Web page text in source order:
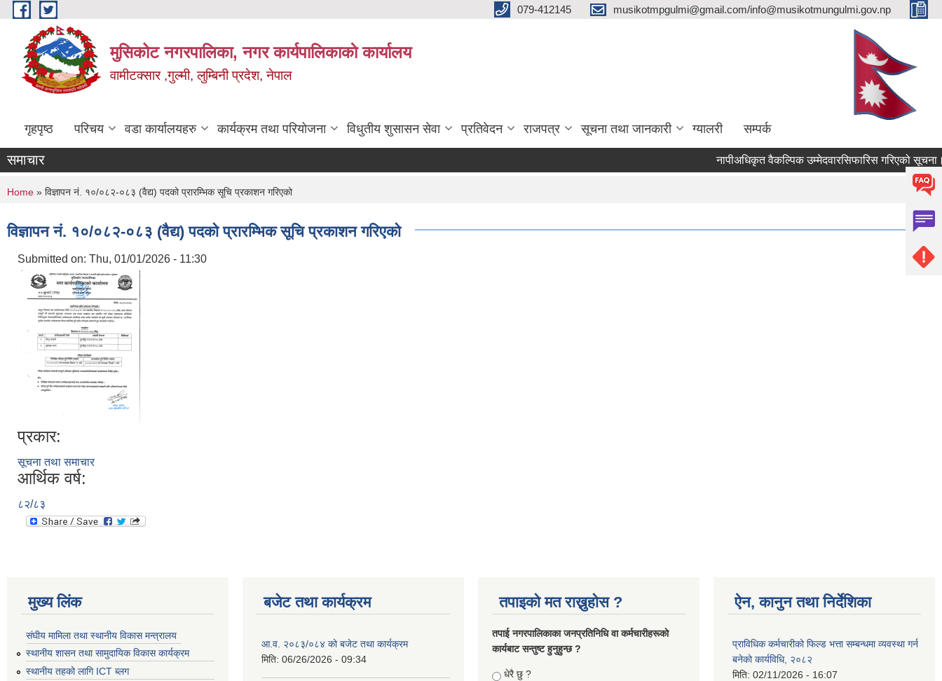
Skip to main content 079-412145 musikotmpgulmi@gmail.com/info@musikotmungulmi.gov.np
मुसिकोट नगरपालिका, नगर कार्यपालिकाकाे कार्यालय
वामीटक्सार ,गुल्मी, लुम्बिनी प्रदेश, नेपाल
गृहपृष्ठ परिचय वडा कार्यालयहरु कार्यक्रम तथा परियोजना विधुतीय शुसासन सेवा प्रतिवेदन राजपत्र सूचना तथा जानकारी ग्यालरी सम्पर्क
समाचार नापीअधिकृत वैकल्पिक उम्मेदवारसिफारिस गरिएको सूचना।
You are here
Home » विज्ञापन नं. १०/०८२-०८३ (वैद्य) पदको प्रारम्भिक सूचि प्रकाशन गरिएको
विज्ञापन नं. १०/०८२-०८३ (वैद्य) पदको प्रारम्भिक सूचि प्रकाशन गरिएको
Submitted on: Thu, 01/01/2026 - 11:30
प्रकार:
सूचना तथा समाचार
आर्थिक वर्ष:
८२/८३
मुख्य लिंक
संघीय मामिला तथा स्थानीय विकास मन्त्रालय
स्थानीय शासन तथा सामुदायिक विकास कार्यक्रम
स्थानीय तहको लागि ICT ब्लग
बजेट तथा कार्यक्रम
आ.व. २०८३/०८४ को बजेट तथा कार्यक्रम
मिति: 06/26/2026 - 09:34
तपाइको मत राख्नुहोस ?
तपा‌ई नगरपालिकाका जनप्रतिनिधि वा कर्मचारीहरूकाे
कार्यबाट सन्तुष्ट हुनुहुन्छ ?
Choices
धेरै छु ?
ऐन, कानुन तथा निर्देशिका
प्राविधिक कर्मचारीको फिल्ड भत्ता सम्बन्धमा व्यवस्था गर्न
बनेको कार्यविधि, २०८२
मिति: 02/11/2026 - 16:07